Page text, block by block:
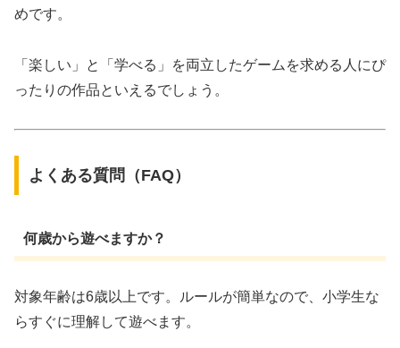
めです。
「楽しい」と「学べる」を両立したゲームを求める人にぴ
ったりの作品といえるでしょう。
よくある質問（FAQ）
何歳から遊べますか？
対象年齢は6歳以上です。ルールが簡単なので、小学生な
らすぐに理解して遊べます。